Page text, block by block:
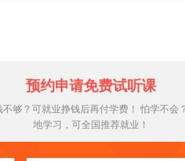
预约申请免费试听课
够？可就业挣钱后再付学费！ 怕学不
地学习，可全国推荐就业！